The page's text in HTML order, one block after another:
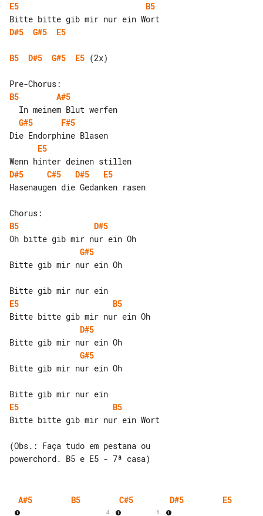
E5
B5
D#5
G#5 E5
B5 D#5 G#5 E5 (2x)
B5
A#5
G#5
F#5
E5
D#5
C#5 D#5
E5
Hasenaugen die Gedanken rasen
B5
D#5
G#5
Bitte gib mir nur ein Oh
E5
B5
D#5
G#5
Bitte gib mir nur ein Oh
E5
B5
Bitte bitte gib mir nur ein Wort
(Obs.: Faça tudo em pestana ou
A#5 B5 C#5
4
D#5
6
E5